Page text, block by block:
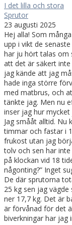
I det lilla och stora
Sprutor
23 augusti 2025
Hej alla! Som
upp i vikt de
har ju hört talas om
att det är säkert
jag kände att jag
hade inga större
med matbrus, och
tänkte jag. Men nu
inser jag hur
Jag smååt alltid. Nu
timmar och fastar i
frukost utan jag
tolv och sen har
på klockan vid 18
någonting?” Inget
De där sprutorna
25 kg sen jag
ner 17,7 kg. Det är
är förvånad för det
biverkningar har jag